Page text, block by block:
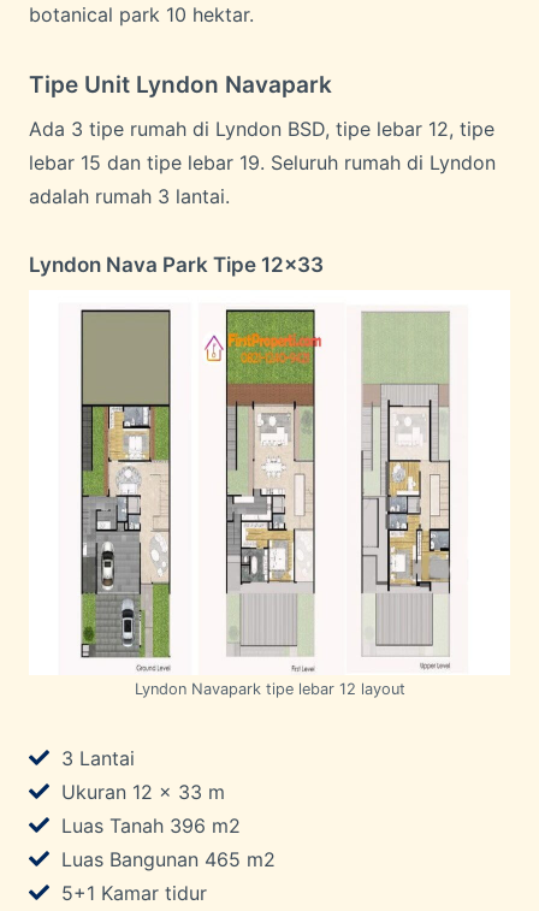
botanical park 10 hektar.
Tipe Unit Lyndon Navapark
Ada 3 tipe rumah di Lyndon BSD, tipe lebar 12, tipe
lebar 15 dan tipe lebar 19. Seluruh rumah di Lyndon
adalah rumah 3 lantai.
Lyndon Nava Park Tipe 12×33
Lyndon Navapark tipe lebar 12 layout
3 Lantai
Ukuran 12 x 33 m
Luas Tanah 396 m2
Luas Bangunan 465 m2
5+1 Kamar tidur